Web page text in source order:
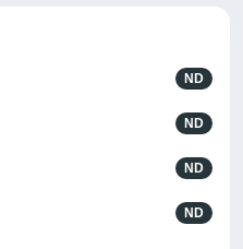
ND
ND
ND
ND